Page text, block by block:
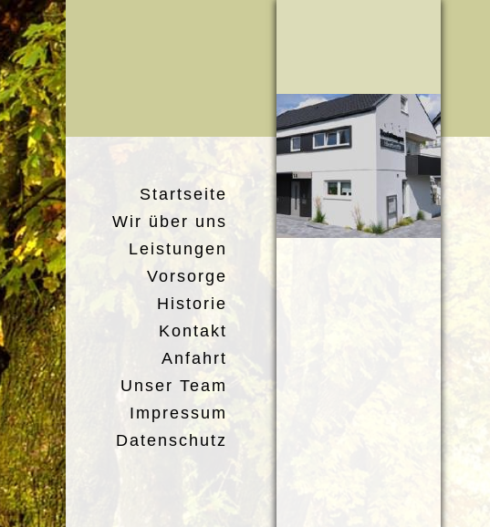
Startseite
Wir über uns
Leistungen
Vorsorge
Historie
Kontakt
Anfahrt
Unser Team
Impressum
Datenschutz